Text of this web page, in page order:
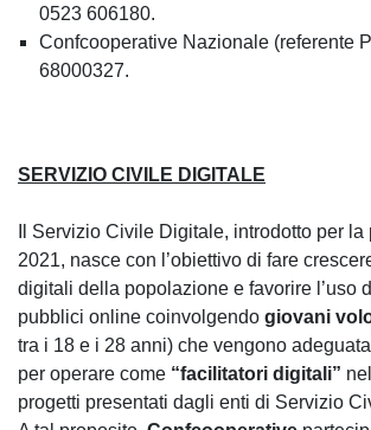
0523 606180.
Confcooperative Nazionale (referente
68000327.
SERVIZIO CIVILE DIGITALE
Il Servizio Civile Digitale, introdotto per la
2021, nasce con l’obiettivo di fare
digitali della popolazione e favorire l’uso
pubblici online coinvolgendo giovani
tra i 18 e i 28 anni) che vengono
per operare come “facilitatori digitali”
progetti presentati dagli enti di Servizio